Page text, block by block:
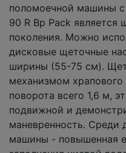
поломоечной машины с
90 R Bp Pack является
поколения. Можно
дисковые щеточные
ширины (55-75 см).
механизмом
поворота всего 1,6 м,
подвижной и
маневренность. Среди
машины - повышенная